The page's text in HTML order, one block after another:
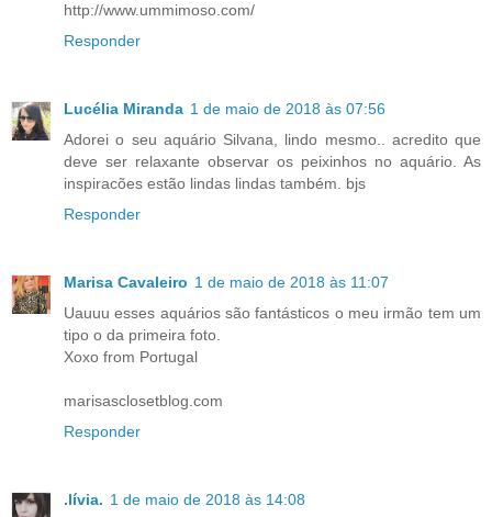
http://www.ummimoso.com/
Responder
Lucélia Miranda 1 de maio de 2018 às 07:56
Adorei o seu aquário Silvana, lindo mesmo.. acredito que
deve ser relaxante observar os peixinhos no aquário. As
inspiracões estão lindas lindas também. bjs
Responder
Marisa Cavaleiro 1 de maio de 2018 às 11:07
Uauuu esses aquários são fantásticos o meu irmão tem um
tipo o da primeira foto.
Xoxo from Portugal
marisasclosetblog.com
Responder
.lívia. 1 de maio de 2018 às 14:08